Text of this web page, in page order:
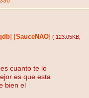
SauceNAO ( 123.05KB
cuanto te lo
es que esta
bien el